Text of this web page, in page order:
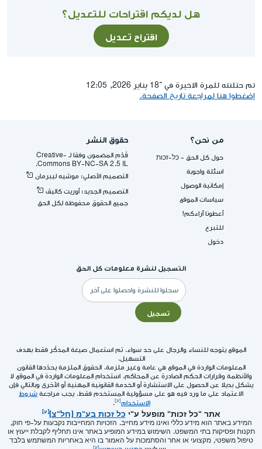
هل لديكم اقتراحات للتعديل؟
اقتراح تعديل
تم حتلنته للمرة الاخيرة في ־18 يناير 2026, 12:05
إضغطوا هنا لمراجعة تاريخ الصفحة.
من نحن؟
حول كل الحق - כל-זכות
اسئلة واجوبة
إمكانية الوصول
سياسات الموقع
أعطونا آراءكم!
للتبرع
دخول
حقوق النشر
قُدِّم المضمون وفقا لـ -Creative
Commons BY-NC-SA 2.5 IL.
التصميم الأصلي: موشيه ليبرمان
التصميم الجديد: أوريت كاليڤ
جميع الحقوق محفوظة لكل الحق
التسجيل لنشرة معلومات كل الحق
البريد
الإلكتروني
تسجيل
الموقع يتوجه للنساء والرجال على حد سواء. تم استعمال صيغة المذكّر فقط بهدف
التسهيل.
المعلومات الواردة في الموقع هي عامة وغير ملزمة. الحقوق الملزمة يحدّدها القانون
والأنظمة وقرارات الحكم الصادرة عن المحاكم. استخدام المعلومات الواردة في الموقع لا
يشكل بديلا عن الحصول على الاستشارة أو الخدمة القانونية المهنية أو الأخرى وبالتالي فإن
الاعتماد على ما ورد فيه هو على مسؤولية المستخدم فقط. يجب مراجعة شروط
الاستخدام
.
אתר "כל זכות" מופעל ע"י כל זכות בע"מ (חל"צ)
המידע באתר הוא מידע כללי ואינו מידע מחייב. הזכויות המחייבות נקבעות על-פי חוק,
תקנות ופסיקות בתי המשפט. השימוש במידע המופיע באתר אינו תחליף לקבלת ייעוץ או
טיפול משפטי, מקצועי או אחר והסתמכות על האמור בו היא באחריות המשתמש בלבד